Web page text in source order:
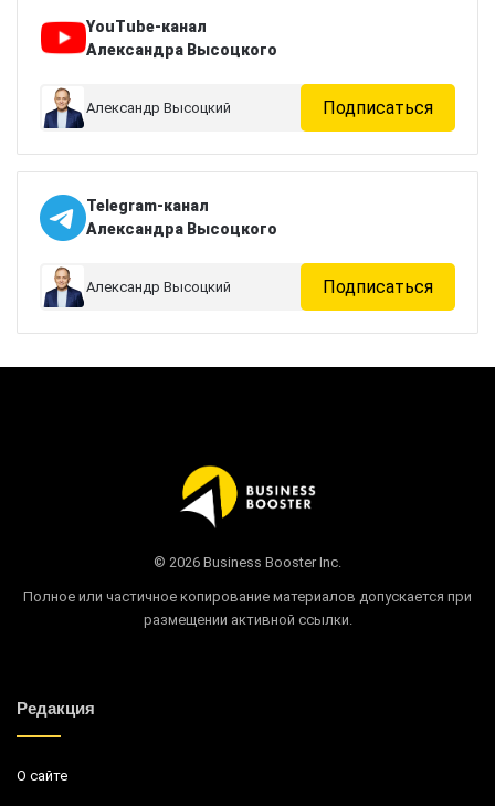
YouTube-канал
Александра Высоцкого
Александр Высоцкий Подписаться
Telegram-канал
Александра Высоцкого
Александр Высоцкий Подписаться
© 2026 Business Booster Inc.
Полное или частичное копирование материалов допускается при
размещении активной ссылки.
Редакция
О сайте